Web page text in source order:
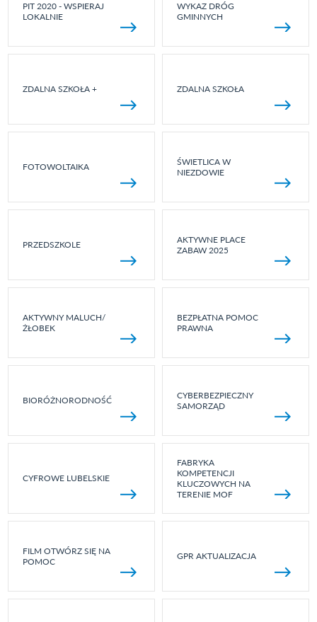
PIT 2020 - WSPIERAJ
LOKALNIE
WYKAZ DRÓG
GMINNYCH
ZDALNA SZKOŁA + ZDALNA SZKOŁA
FOTOWOLTAIKA
ŚWIETLICA W
NIEZDOWIE
PRZEDSZKOLE
AKTYWNE PLACE
ZABAW 2025
AKTYWNY MALUCH/
ŻŁOBEK
BEZPŁATNA POMOC
PRAWNA
BIORÓŻNORODNOŚĆ
CYBERBEZPIECZNY
SAMORZĄD
CYFROWE LUBELSKIE
FABRYKA
KOMPETENCJI
KLUCZOWYCH NA
TERENIE MOF
FILM OTWÓRZ SIĘ NA
POMOC
GPR AKTUALIZACJA